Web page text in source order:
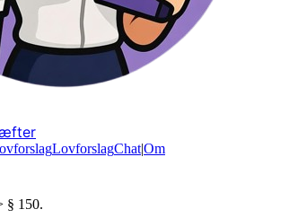
LovforslagChat|Om
§ 150.